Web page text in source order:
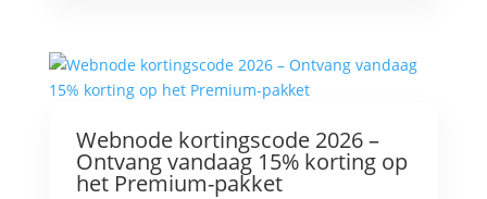
Webnode kortingscode 2026 –
Ontvang vandaag 15% korting op
het Premium-pakket